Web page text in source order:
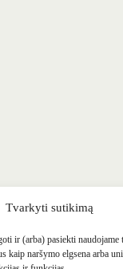
Tvarkyti sutikimą
ir (arba) pasiekti
kaip naršymo elgsena arba